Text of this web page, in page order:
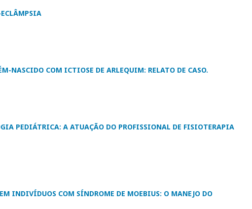
NASCIDO COM ICTIOSE DE ARLEQUIM: RELATO DE CASO.
PEDIÁTRICA: A ATUAÇÃO DO PROFISSIONAL DE FISIOTERAPIA
INDIVÍDUOS COM SÍNDROME DE MOEBIUS: O MANEJO DO